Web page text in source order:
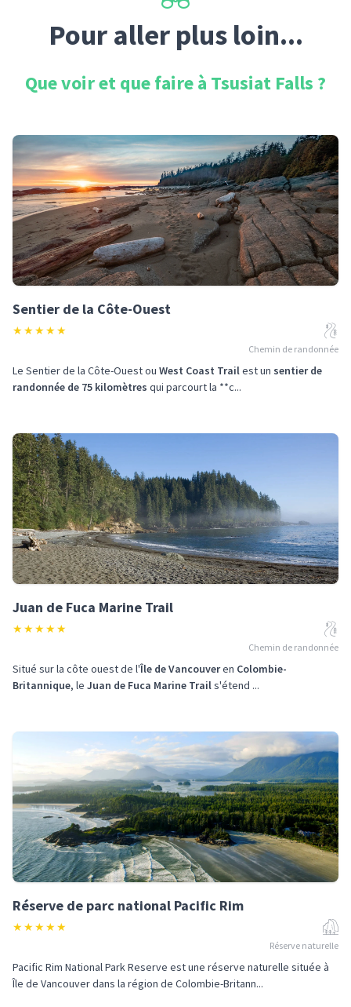
Pour aller plus loin...
Que voir et que faire à Tsusiat Falls ?
Sentier de la Côte-Ouest
★★★★★
Chemin de randonnée
Le Sentier de la Côte-Ouest ou West Coast Trailest un sentier de
randonnée de 75 kilomètres qui parcourt la **c...
Juan de Fuca Marine Trail
★★★★★
Chemin de randonnée
Situé sur la côte ouest de l'Île de Vancouveren Colombie-
Britannique, le Juan de Fuca Marine Trails'étend ...
Réserve de parc national Pacific Rim
★★★★★
Réserve naturelle
Pacific Rim National Park Reserve est une réserve naturelle située à
Île de Vancouver dans la région de Colombie-Britann...